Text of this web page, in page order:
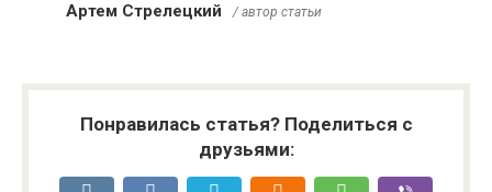
Артем Стрелецкий / автор статьи
Понравилась статья? Поделиться с
друзьями: